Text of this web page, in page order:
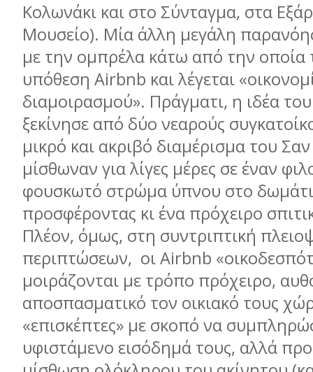
Κολωνάκι και στο Σύνταγμα, στα
Μουσείο). Μία άλλη μεγάλη
με την ομπρέλα κάτω από την οποία
υπόθεση Airbnb και λέγεται
διαμοιρασμού». Πράγματι, η ιδέα
ξεκίνησε από δύο νεαρούς
μικρό και ακριβό διαμέρισμα του
μίσθωναν για λίγες μέρες σε έναν
φουσκωτό στρώμα ύπνου στο
προσφέροντας κι ένα πρόχειρο
Πλέον, όμως, στη συντριπτική
περιπτώσεων, οι Airbnb
μοιράζονται με τρόπο πρόχειρο,
αποσπασματικό τον οικιακό τους
«επισκέπτες» με σκοπό να
υφιστάμενο εισόδημά τους, αλλά